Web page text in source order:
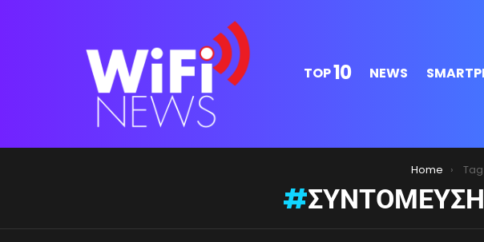
TOP10 NEWS
Home Tag